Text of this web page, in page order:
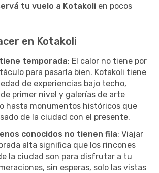
tu vuelo a Kotakoli en pocos
en Kotakoli
temporada: El calor no tiene por
para pasarla bien. Kotakoli tiene
de experiencias bajo techo,
primer nivel y galerías de arte
hasta monumentos históricos que
de la ciudad con el presente.
conocidos no tienen fila: Viajar
alta significa que los rincones
la ciudad son para disfrutar a tu
sin esperas, solo las vistas